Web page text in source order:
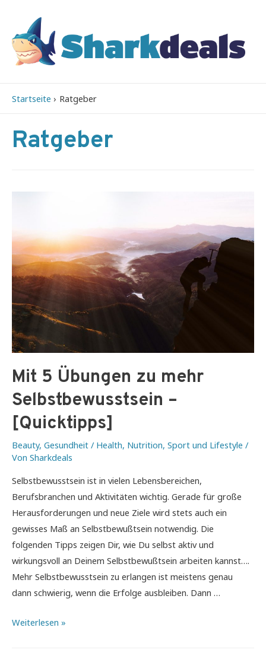
Startseite Ratgeber
Ratgeber
Mit 5 Übungen zu mehr
Selbstbewusstsein –
[Quicktipps]
Beauty, Gesundheit / Health, Nutrition, Sport und Lifestyle /
Von Sharkdeals
Selbstbewusstsein ist in vielen Lebensbereichen,
Berufsbranchen und Aktivitäten wichtig. Gerade für große
Herausforderungen und neue Ziele wird stets auch ein
gewisses Maß an Selbstbewußtsein notwendig. Die
folgenden Tipps zeigen Dir, wie Du selbst aktiv und
wirkungsvoll an Deinem Selbstbewußtsein arbeiten kannst….
Mehr Selbstbewusstsein zu erlangen ist meistens genau
dann schwierig, wenn die Erfolge ausbleiben. Dann …
Mit
Weiterlesen »